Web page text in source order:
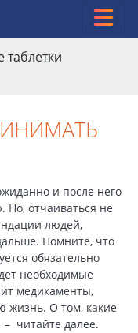
таблетки
и после него
Но, отчаиваться не
людей,
Помните, что
обязательно
необходимые
медикаменты,
жизнь. О том, какие
– читайте далее.